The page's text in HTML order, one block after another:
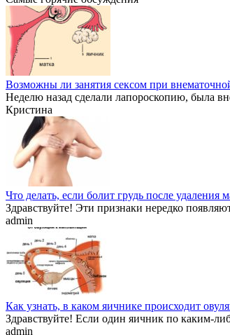
Возможны ли занятия сексом при
Неделю назад сделали лапороскопию, была
Кристина
Что делать, если болит грудь после удаления
Здравствуйте! Эти признаки нередко
admin
Как узнать, в каком яичнике происходит
Здравствуйте! Если один яичник по каким-
admin